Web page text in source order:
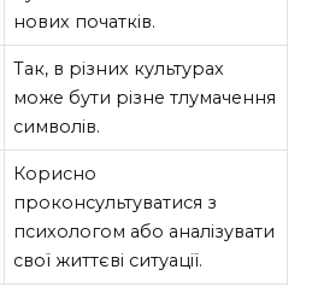
нових початків.
Так, в різних культурах
може бути різне тлумачення
символів.
Корисно
проконсультуватися з
психологом або аналізувати
свої життєві ситуації.